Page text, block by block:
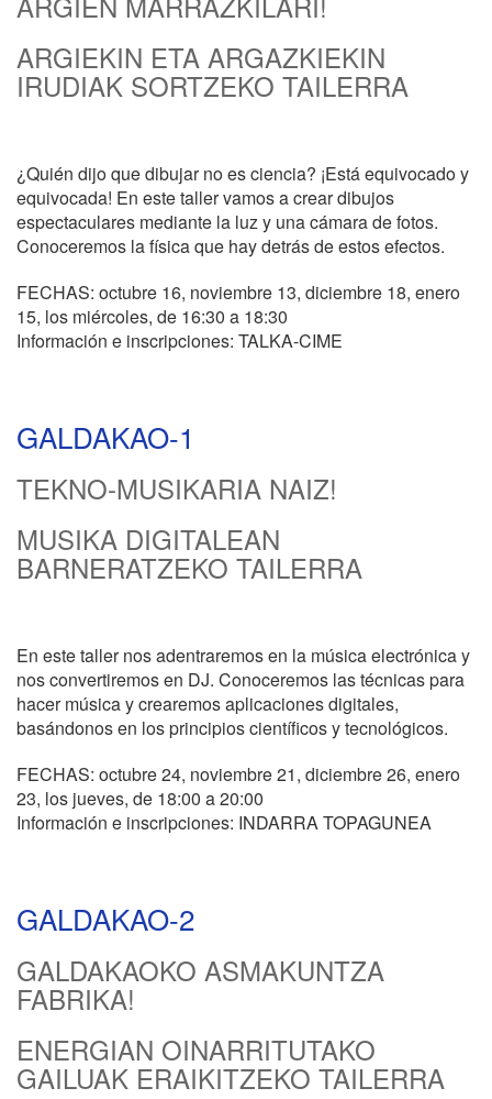
ARGIEKIN ETA ARGAZKIEKIN
IRUDIAK SORTZEKO TAILERRA
¿Quién dijo que dibujar no es ciencia? ¡Está equivocado y
equivocada! En este taller vamos a crear dibujos
espectaculares mediante la luz y una cámara de fotos.
Conoceremos la física que hay detrás de estos efectos.
FECHAS: octubre 16, noviembre 13, diciembre 18, enero
15, los miércoles, de 16:30 a 18:30
Información e inscripciones: TALKA-CIME
GALDAKAO-1
TEKNO-MUSIKARIA NAIZ!
MUSIKA DIGITALEAN
BARNERATZEKO TAILERRA
En este taller nos adentraremos en la música electrónica y
nos convertiremos en DJ. Conoceremos las técnicas para
hacer música y crearemos aplicaciones digitales,
basándonos en los principios científicos y tecnológicos.
FECHAS: octubre 24, noviembre 21, diciembre 26, enero
23, los jueves, de 18:00 a 20:00
Información e inscripciones: INDARRA TOPAGUNEA
GALDAKAO-2
GALDAKAOKO ASMAKUNTZA
FABRIKA!
ENERGIAN OINARRITUTAKO
GAILUAK ERAIKITZEKO TAILERRA